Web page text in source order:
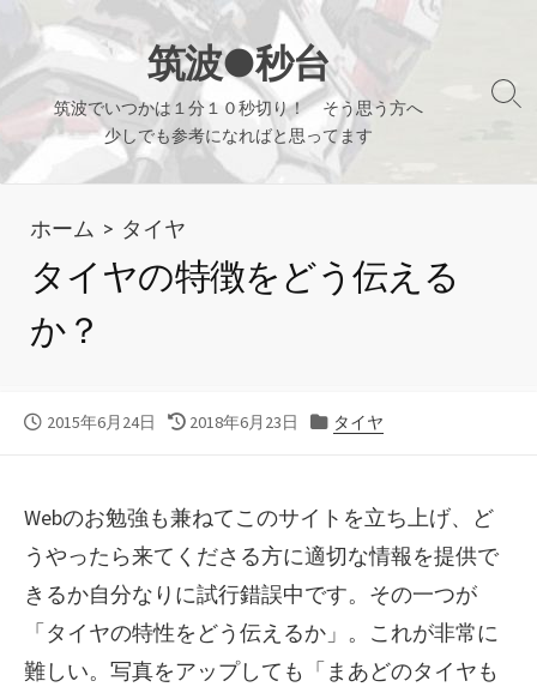
テ
ン
ツ
筑波●秒台
筑波でいつかは１分１０秒切り！ そう思う方へ
少しでも参考になればと思ってます
検
り
ホーム > タイヤ
タイヤの特徴をどう伝える
か？
公
2015年6月24日
最
日
2018年6月23日
カ
ー
タイヤ
Webのお勉強も兼ねてこのサイトを立ち上げ、ど
うやったら来てくださる方に適切な情報を提供で
きるか自分なりに試行錯誤中です。その一つが
「タイヤの特性をどう伝えるか」。これが非常に
難しい。写真をアップしても「まあどのタイヤも